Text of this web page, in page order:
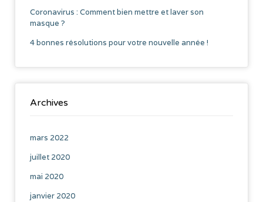
Coronavirus : Comment bien mettre et laver son
masque ?
4 bonnes résolutions pour votre nouvelle année !
Archives
mars 2022
juillet 2020
mai 2020
janvier 2020